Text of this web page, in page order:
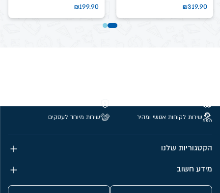
₪319.90
₪199.90
שירות לקוחות אנושי ומהיר
שירות מיוחד לעסקים
הקטגוריות שלנו
מידע חשוב